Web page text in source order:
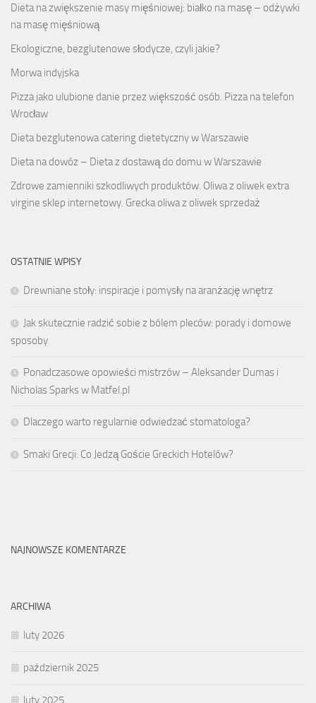
Dieta na zwiększenie masy mięśniowej: białko na masę – odżywki
na masę mięśniową
Ekologiczne, bezglutenowe słodycze, czyli jakie?
Morwa indyjska
Pizza jako ulubione danie przez większość osób. Pizza na telefon
Wrocław
Dieta bezglutenowa catering dietetyczny w Warszawie
Dieta na dowóz – Dieta z dostawą do domu w Warszawie
Zdrowe zamienniki szkodliwych produktów. Oliwa z oliwek extra
virgine sklep internetowy. Grecka oliwa z oliwek sprzedaż
OSTATNIE WPISY
Drewniane stoły: inspiracje i pomysły na aranżację wnętrz
Jak skutecznie radzić sobie z bólem pleców: porady i domowe
sposoby
Ponadczasowe opowieści mistrzów – Aleksander Dumas i
Nicholas Sparks w Matfel.pl
Dlaczego warto regularnie odwiedzać stomatologa?
Smaki Grecji: Co Jedzą Goście Greckich Hotelów?
NAJNOWSZE KOMENTARZE
ARCHIWA
luty 2026
październik 2025
luty 2025